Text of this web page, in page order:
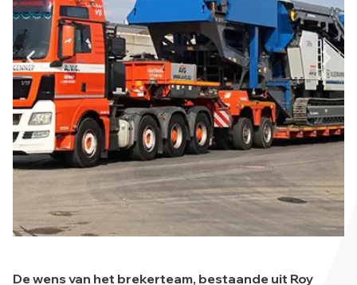
De wens van het brekerteam, bestaande uit Roy